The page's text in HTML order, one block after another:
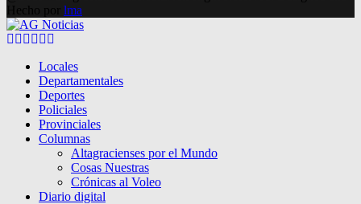
Hecho por lma
Facebook
Twitter
Instagram
Pinterest
Google
Locales
Departamentales
Deportes
Policiales
Provinciales
Columnas
Altagracienses por el Mundo
Cosas Nuestras
Crónicas al Voleo
Diario digital